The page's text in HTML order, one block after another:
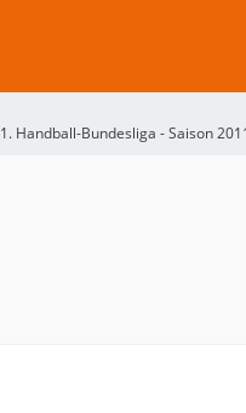
1. Handball-Bundesliga - Saison